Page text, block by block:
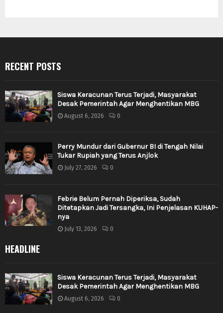
RECENT POSTS
Siswa Keracunan Terus Terjadi, Masyarakat
Desak Pemerintah Agar Menghentikan MBG
August 6, 2026 0
Perry Mundur dari Gubernur BI di Tengah Nilai
Tukar Rupiah yang Terus Anjlok
July 27, 2026 0
Febrie Belum Pernah Diperiksa, Sudah
Ditetapkan Jadi Tersangka, Ini Penjelasan KUHAP-
nya
July 13, 2026 0
HEADLINE
Siswa Keracunan Terus Terjadi, Masyarakat
Desak Pemerintah Agar Menghentikan MBG
August 6, 2026 0